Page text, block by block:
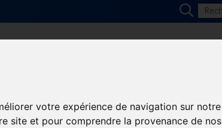
votre expérience de navigation sur
site et pour comprendre la provenance de